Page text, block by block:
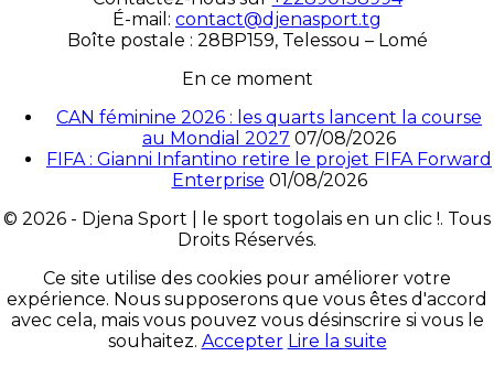
É-mail: contact@djenasport.tg
Boîte postale : 28BP159, Telessou – Lomé
En ce moment
CAN féminine 2026 : les quarts lancent la course
au Mondial 2027 07/08/2026
FIFA : Gianni Infantino retire le projet FIFA Forward
Enterprise 01/08/2026
© 2026 - Djena Sport | le sport togolais en un clic !. Tous
Droits Réservés.
Ce site utilise des cookies pour améliorer votre
expérience. Nous supposerons que vous êtes d'accord
avec cela, mais vous pouvez vous désinscrire si vous le
souhaitez. Accepter Lire la suite